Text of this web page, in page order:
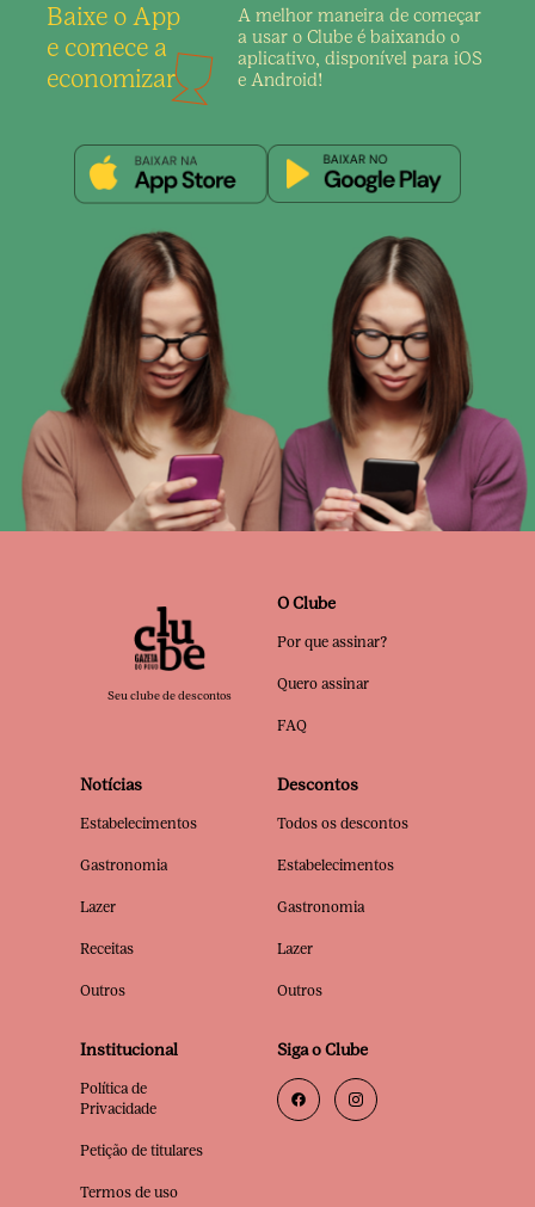
Baixe o App
e comece a
economizar
A melhor maneira de começar
a usar o Clube é baixando o
aplicativo, disponível para iOS
e Android!
Seu clube de descontos
O Clube
Por que assinar?
Quero assinar
FAQ
Notícias
Estabelecimentos
Gastronomia
Lazer
Receitas
Outros
Descontos
Todos os descontos
Estabelecimentos
Gastronomia
Lazer
Outros
Institucional
Política de
Privacidade
Petição de titulares
Termos de uso
Siga o Clube